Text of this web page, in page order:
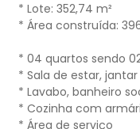
* Lote: 352,74 m²
* Área construída:
* 04 quartos sendo
* Sala de estar, jantar
* Lavabo, banheiro
* Cozinha com
* Área de serviço